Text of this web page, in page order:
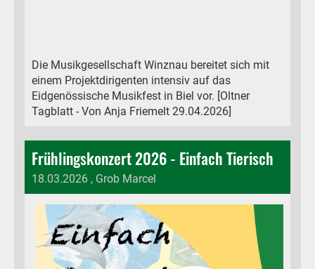
Die Musikgesellschaft Winznau bereitet sich mit
einem Projektdirigenten intensiv auf das
Eidgenössische Musikfest in Biel vor. [Oltner
Tagblatt - Von Anja Friemelt 29.04.2026]
Frühlingskonzert 2026 - Einfach Tierisch
18.03.2026 , Grob Marcel